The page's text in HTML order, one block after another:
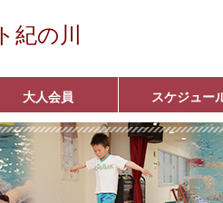
紀の川
大人会員
ア悠々クラブ
いきコース
案内■
スケジュー